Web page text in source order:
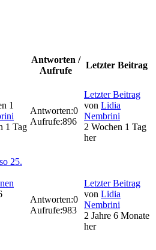
Antworten /
Aufrufe
Letzter Beitrag
1
1 Tag
Antworten:0
Aufrufe:896
Letzter Beitrag
von Lidia
Nembrini
2 Wochen 1 Tag
her
25.
Antworten:0
Aufrufe:983
Letzter Beitrag
von Lidia
Nembrini
2 Jahre 6 Monate
her